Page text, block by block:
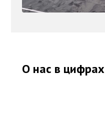
О нас в цифрах